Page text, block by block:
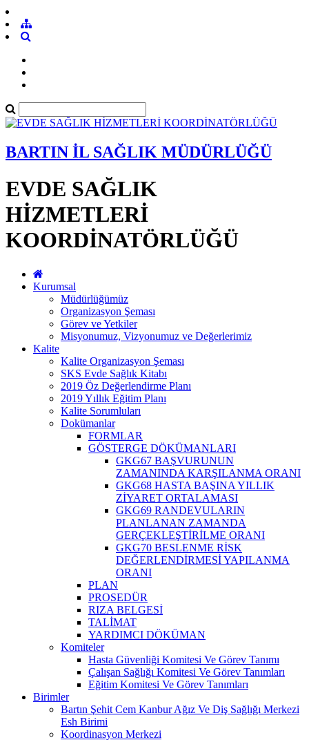
BARTIN İL SAĞLIK MÜDÜRLÜĞÜ
EVDE SAĞLIK
HİZMETLERİ
KOORDİNATÖRLÜĞÜ
Kurumsal
Müdürlüğümüz
Organizasyon Şeması
Görev ve Yetkiler
Misyonumuz, Vizyonumuz ve Değerlerimiz
Kalite
Kalite Organizasyon Şeması
SKS Evde Sağlık Kitabı
2019 Öz Değerlendirme Planı
2019 Yıllık Eğitim Planı
Kalite Sorumluları
Dokümanlar
FORMLAR
GÖSTERGE DÖKÜMANLARI
GKG67 BAŞVURUNUN
ZAMANINDA KARŞILANMA ORANI
GKG68 HASTA BAŞINA YILLIK
ZİYARET ORTALAMASI
GKG69 RANDEVULARIN
PLANLANAN ZAMANDA
GERÇEKLEŞTİRİLME ORANI
GKG70 BESLENME RİSK
DEĞERLENDİRMESİ YAPILANMA
ORANI
PLAN
PROSEDÜR
RIZA BELGESİ
TALİMAT
YARDIMCI DÖKÜMAN
Komiteler
Hasta Güvenliği Komitesi Ve Görev Tanımı
Çalışan Sağlığı Komitesi Ve Görev Tanımları
Eğitim Komitesi Ve Görev Tanımları
Birimler
Bartın Şehit Cem Kanbur Ağız Ve Diş Sağlığı Merkezi
Esh Birimi
Koordinasyon Merkezi